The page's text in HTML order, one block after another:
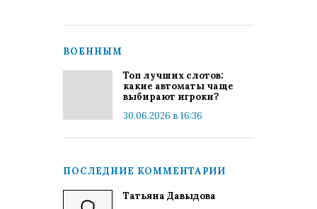
ВОЕННЫМ
Топ лучших слотов:
какие автоматы чаще
выбирают игроки?
30.06.2026 в 16:36
ПОСЛЕДНИЕ КОММЕНТАРИИ
Татьяна Давыдова